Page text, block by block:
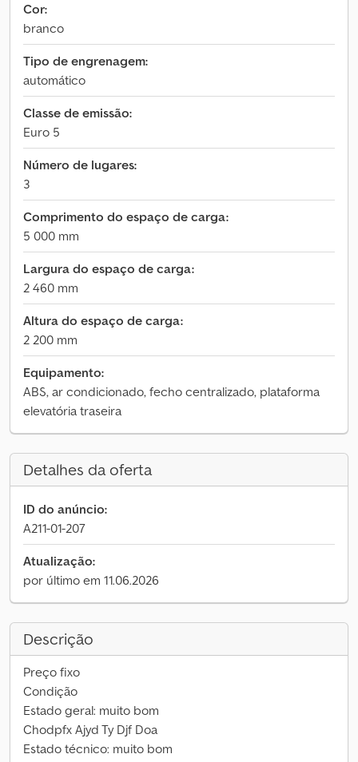
Cor:
branco
Tipo de engrenagem:
automático
Classe de emissão:
Euro 5
Número de lugares:
3
Comprimento do espaço de carga:
5 000 mm
Largura do espaço de carga:
2 460 mm
Altura do espaço de carga:
2 200 mm
Equipamento:
ABS, ar condicionado, fecho centralizado, plataforma
elevatória traseira
Detalhes da oferta
ID do anúncio:
A211-01-207
Atualização:
por último em 11.06.2026
Descrição
Preço fixo
Condição
Estado geral: muito bom
Chodpfx Ajyd Ty Djf Doa
Estado técnico: muito bom